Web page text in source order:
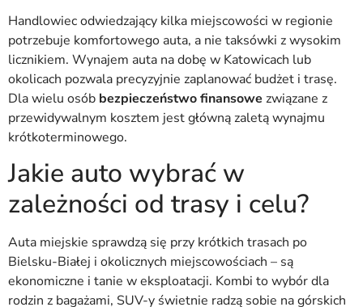
Handlowiec odwiedzający kilka miejscowości w regionie
potrzebuje komfortowego auta, a nie taksówki z wysokim
licznikiem. Wynajem auta na dobę w Katowicach lub
okolicach pozwala precyzyjnie zaplanować budżet i trasę.
Dla wielu osób bezpieczeństwo finansowe związane z
przewidywalnym kosztem jest główną zaletą wynajmu
krótkoterminowego.
Jakie auto wybrać w
zależności od trasy i celu?
Auta miejskie sprawdzą się przy krótkich trasach po
Bielsku-Białej i okolicznych miejscowościach – są
ekonomiczne i tanie w eksploatacji. Kombi to wybór dla
rodzin z bagażami, SUV-y świetnie radzą sobie na górskich